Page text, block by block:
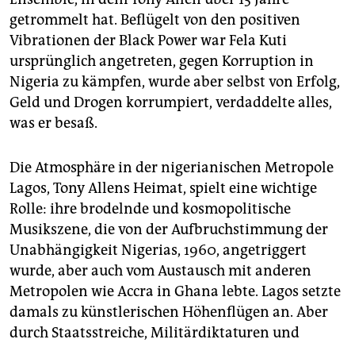
getrommelt hat. Beflügelt von den positiven
Vibrationen der Black Power war Fela Kuti
ursprünglich angetreten, gegen Korruption in
Nigeria zu kämpfen, wurde aber selbst von Erfolg,
Geld und Drogen korrumpiert, verdaddelte alles,
was er besaß.
Die Atmosphäre in der nigerianischen Metropole
Lagos, Tony Allens Heimat, spielt eine wichtige
Rolle: ihre brodelnde und kosmopolitische
Musikszene, die von der Aufbruchstimmung der
Unabhängigkeit Nigerias, 1960, angetriggert
wurde, aber auch vom Austausch mit anderen
Metropolen wie Accra in Ghana lebte. Lagos setzte
damals zu künstlerischen Höhenflügen an. Aber
durch Staatsstreiche, Militärdiktaturen und